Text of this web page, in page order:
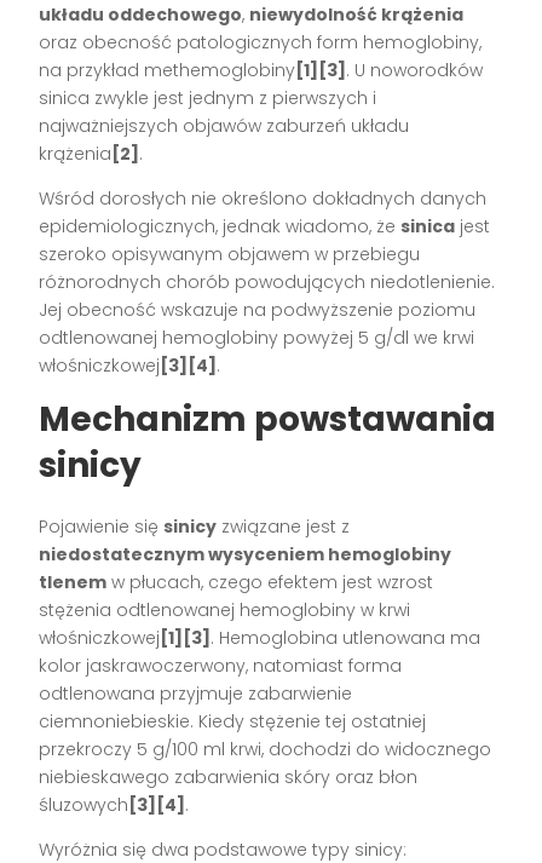
układu oddechowego, niewydolność krążenia
oraz obecność patologicznych form hemoglobiny,
na przykład methemoglobiny [1][3] . U noworodków
sinica zwykle jest jednym z pierwszych i
najważniejszych objawów zaburzeń układu
krążenia [2] .
Wśród dorosłych nie określono dokładnych danych
epidemiologicznych, jednak wiadomo, że sinica jest
szeroko opisywanym objawem w przebiegu
różnorodnych chorób powodujących niedotlenienie.
Jej obecność wskazuje na podwyższenie poziomu
odtlenowanej hemoglobiny powyżej 5 g/dl we krwi
włośniczkowej [3][4] .
Mechanizm powstawania
sinicy
Pojawienie się sinicy związane jest z
niedostatecznym wysyceniem hemoglobiny
tlenem w płucach, czego efektem jest wzrost
stężenia odtlenowanej hemoglobiny w krwi
włośniczkowej [1][3] . Hemoglobina utlenowana ma
kolor jaskrawoczerwony, natomiast forma
odtlenowana przyjmuje zabarwienie
ciemnoniebieskie. Kiedy stężenie tej ostatniej
przekroczy 5 g/100 ml krwi, dochodzi do widocznego
niebieskawego zabarwienia skóry oraz błon
śluzowych [3][4] .
Wyróżnia się dwa podstawowe typy sinicy: